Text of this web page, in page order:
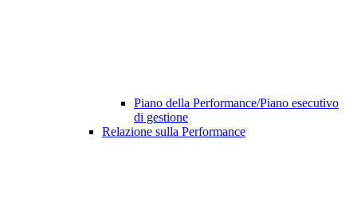
Piano della Performance/Piano esecutivo
di gestione
Relazione sulla Performance